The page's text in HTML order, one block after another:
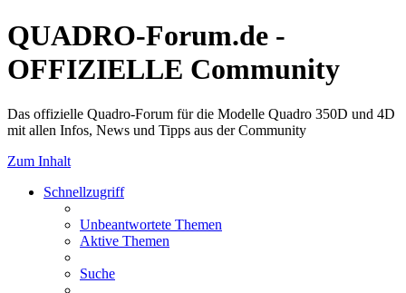
QUADRO-Forum.de -
OFFIZIELLE Community
Das offizielle Quadro-Forum für die Modelle Quadro 350D und 4D
mit allen Infos, News und Tipps aus der Community
Zum Inhalt
Schnellzugriff
Unbeantwortete Themen
Aktive Themen
Suche